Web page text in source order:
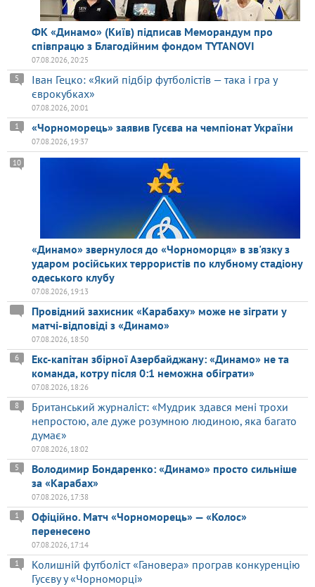
ФК «Динамо» (Київ) підписав Меморандум про
співпрацю з Благодійним фондом TYTANOVI
07.08.2026, 20:25
Іван Гецко: «Який підбір футболістів — така і гра у
єврокубках»
5
07.08.2026, 20:01
«Чорноморець» заявив Гусєва на чемпіонат України
1
07.08.2026, 19:37
«Динамо» звернулося до «Чорноморця» в зв'язку з
ударом російських террористів по клубному стадіону
одеського клубу
10
07.08.2026, 19:13
Провідний захисник «Карабаху» може не зіграти у
матчі-відповіді з «Динамо»
07.08.2026, 18:50
Екс-капітан збірної Азербайджану: «Динамо» не та
команда, котру після 0:1 неможна обіграти»
6
07.08.2026, 18:26
Британський журналіст: «Мудрик здався мені трохи
непростою, але дуже розумною людиною, яка багато
думає»
8
07.08.2026, 18:02
Володимир Бондаренко: «Динамо» просто сильніше
за «Карабах»
5
07.08.2026, 17:38
Офіційно. Матч «Чорноморець» — «Колос»
перенесено
1
07.08.2026, 17:14
Колишній футболіст «Гановера» програв конкуренцію
Гусєву у «Чорноморці»
1